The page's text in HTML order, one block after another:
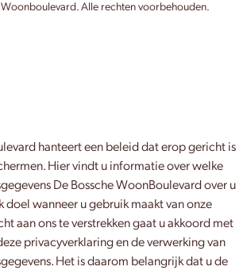
Woonboulevard. Alle rechten voorbehouden.
hanteert een beleid dat erop gericht is
Hier vindt u informatie over welke
De Bossche WoonBoulevard over u
doel wanneer u gebruik maakt van onze
aan ons te verstrekken gaat u akkoord met
privacyverklaring en de verwerking van
Het is daarom belangrijk dat u de